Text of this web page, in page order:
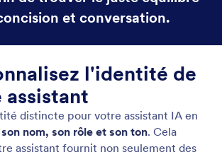
Agent's Tone of Voice